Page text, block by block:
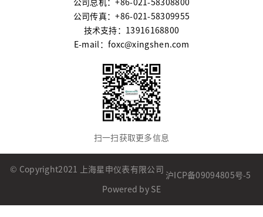
公司总机：+86-021-58308800
公司传真：+86-021-58309955
技术支持：13916168800
E-mail：foxc@xingshen.com
扫一扫获取更多信息
© Copyright2021 上海星申仪表有限公司
沪ICP备09094805号-5
Powered by SE